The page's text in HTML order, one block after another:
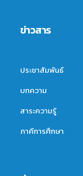
ข่าวสาร
ประชาสัมพันธ์
บทความ
สาระความรู้
ภาคีการศึกษา